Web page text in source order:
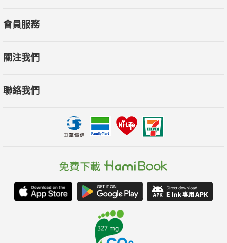
會員服務
關注我們
聯絡我們